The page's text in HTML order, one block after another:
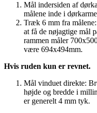
Mål indersiden af
målene inde i
Træk 6 mm fra
at få de nøjagtige mål
rammen måler
være 694x494mm.
Hvis ruden kun er revnet.
Mål vinduet direkte:
højde og bredde i
er generelt 4 mm tyk.